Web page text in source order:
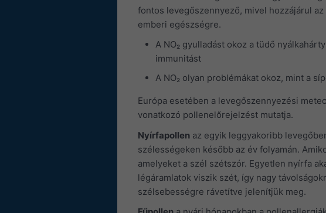
fontos levegőszennyező, mivel hozzájárul
emberi egészségre.
A NO₂ gyulladást okoz a tüdő
immunitást
A NO₂ olyan problémákat okoz, mint a
Európa esetében a levegőszennyezési
vonatkozó pollenelőrejelzést mutatja.
Nyírfapollen az egyik leggyakoribb
szélességeken később az év folyamán.
amelyeket a szél szétszór. Egyetlen nyírfa
légáramlatok viszik szét, így nagy
szélsebességre rávetítve jelenítjük meg.